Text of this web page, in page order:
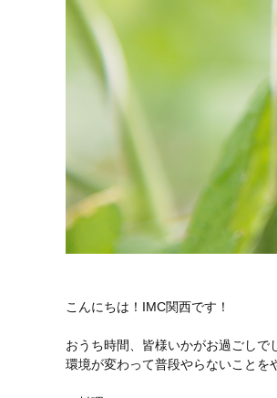
こんにちは！IMC関西です！
おうち時間、皆様いかがお過ごしで
環境が変わって普段やらないことを